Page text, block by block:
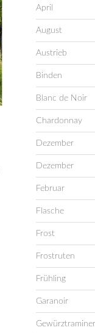
April
August
Austrieb
Binden
Blanc de Noir
Chardonnay
Dezember
Dezember
Februar
Flasche
Frost
Frostruten
Frühling
Garanoir
Gewürztraminer